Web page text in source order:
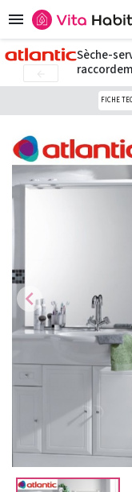

chevron_left
Sèche-
FICHE